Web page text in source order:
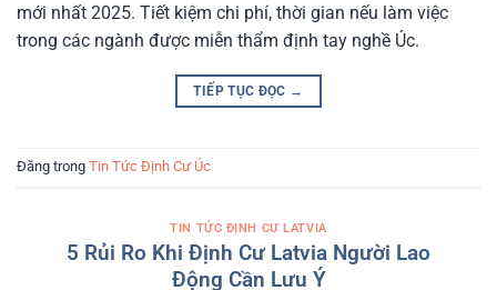
mới nhất 2025. Tiết kiệm chi phí, thời gian nếu làm việc
trong các ngành được miễn thẩm định tay nghề Úc.
TIẾP TỤC ĐỌC →
Đăng trong Tin Tức Định Cư Úc
TIN TỨC ĐỊNH CƯ LATVIA
5 Rủi Ro Khi Định Cư Latvia Người Lao
Động Cần Lưu Ý